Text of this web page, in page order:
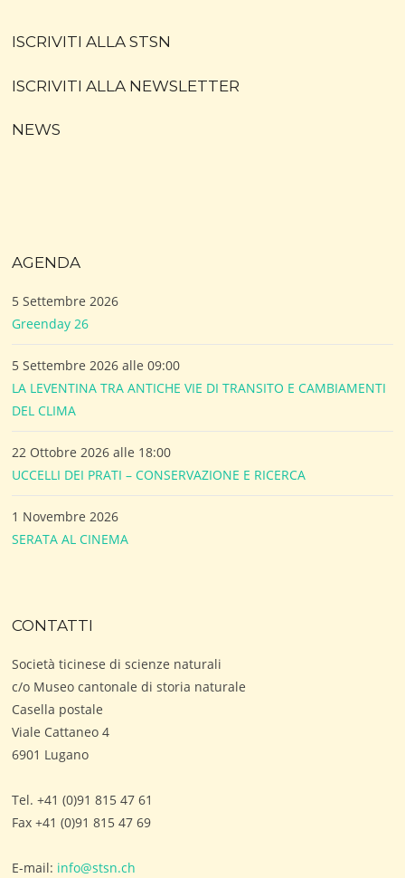
ISCRIVITI ALLA STSN
ISCRIVITI ALLA NEWSLETTER
NEWS
AGENDA
5 Settembre 2026
Greenday 26
5 Settembre 2026 alle 09:00
LA LEVENTINA TRA ANTICHE VIE DI TRANSITO E CAMBIAMENTI
DEL CLIMA
22 Ottobre 2026 alle 18:00
UCCELLI DEI PRATI – CONSERVAZIONE E RICERCA
1 Novembre 2026
SERATA AL CINEMA
CONTATTI
Società ticinese di scienze naturali
c/o Museo cantonale di storia naturale
Casella postale
Viale Cattaneo 4
6901 Lugano
Tel. +41 (0)91 815 47 61
Fax +41 (0)91 815 47 69
E-mail: info@stsn.ch